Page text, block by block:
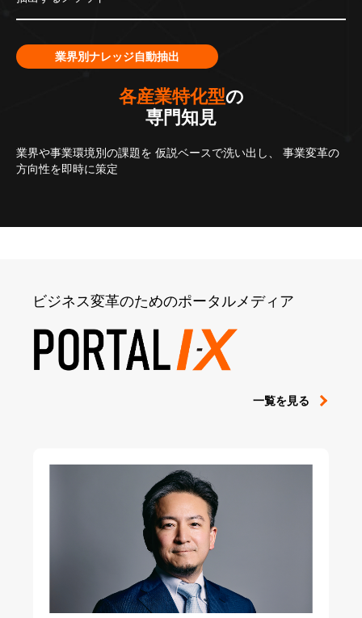
業界別ナレッジ自動抽出
各産業特化型の
専門知見
業界や事業環境別の課題を 仮説ベースで洗い出し、
事業変革の
方向性を即時に策定
ビジネス変革のためのポータルメディア
一覧を見る